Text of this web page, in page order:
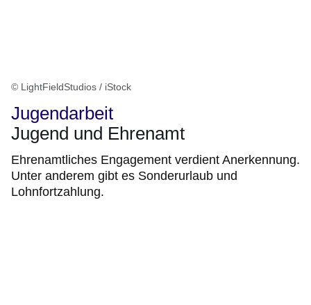
© LightFieldStudios / iStock
Jugendarbeit
Jugend und Ehrenamt
Ehrenamtliches Engagement verdient Anerkennung.
Unter anderem gibt es Sonderurlaub und
Lohnfortzahlung.